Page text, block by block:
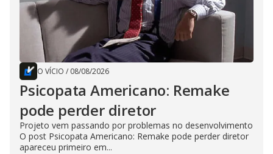
O VÍCIO / 08/08/2026
Psicopata Americano: Remake
pode perder diretor
Projeto vem passando por problemas no desenvolvimento
O post Psicopata Americano: Remake pode perder diretor
apareceu primeiro em...